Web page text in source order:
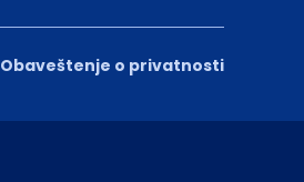
Obaveštenje o privatnosti